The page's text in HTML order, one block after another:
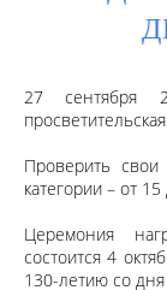
27 сентября
Проверить
категории – от
Церемония
состоится 4
130-летию со